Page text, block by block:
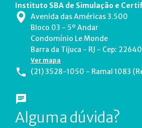
Instituto SBA de Simulação e
Avenida das Américas 3.500
Bloco 03 - 5º Andar
Condomínio Le Monde
Barra da Tijuca - RJ - Cep:
Ver mapa
(21) 3528-1050 - Ramal 1083
Alguma dúvida?